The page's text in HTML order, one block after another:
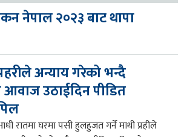
नेपाल २०२३ बाट थापा
अन्याय गरेको भन्दै
आवाज उठाईदिन पीडित
रातमा घरमा पसी हुलहुजत गर्ने माथी प्रहीले